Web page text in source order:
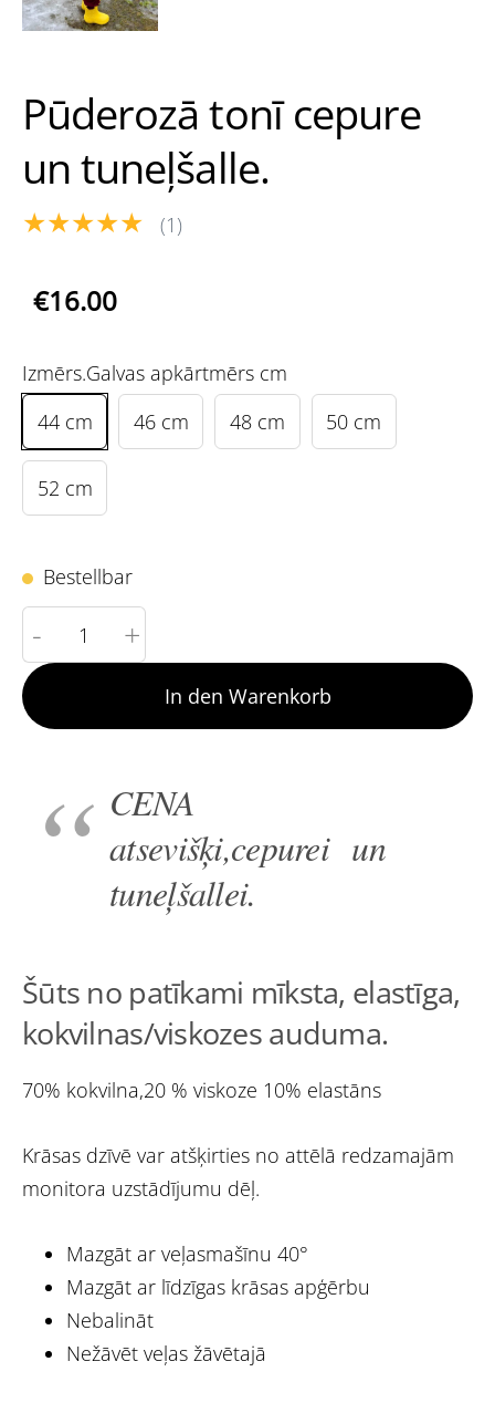
Pūderozā tonī cepure
un tuneļšalle.
★★★★★ (1)
€16.00
Izmērs.Galvas apkārtmērs cm
44 cm
46 cm 48 cm 50 cm
52 cm
Bestellbar
- +
In den Warenkorb
CENA
atsevišķi,cepurei un
tuneļšallei.
Šūts no patīkami mīksta, elastīga,
kokvilnas/viskozes auduma.
70% kokvilna,20 % viskoze 10% elastāns
Krāsas dzīvē var atšķirties no attēlā redzamajām
monitora uzstādījumu dēļ.
Mazgāt ar veļasmašīnu 40°
Mazgāt ar līdzīgas krāsas apģērbu
Nebalināt
Nežāvēt veļas žāvētajā